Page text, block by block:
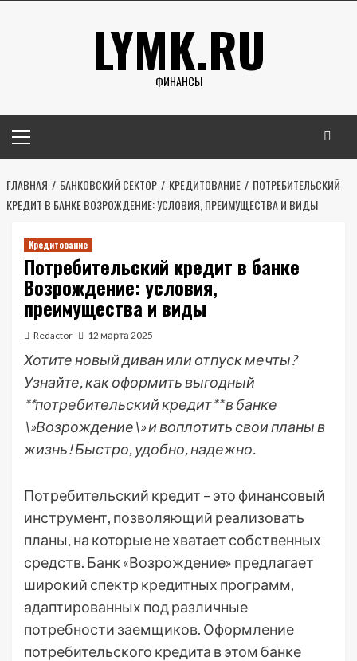
LYMK.RU
ФИНАНСЫ
меню
ГЛАВНАЯ БАНКОВСКИЙ СЕКТОР КРЕДИТОВАНИЕ
ПОТРЕБИТЕЛЬСКИЙ
КРЕДИТ В БАНКЕ ВОЗРОЖДЕНИЕ: УСЛОВИЯ, ПРЕИМУЩЕСТВА И ВИДЫ
Кредитование
Потребительский кредит в банке
Возрождение: условия,
преимущества и виды
Redactor 12 марта 2025
Хотите новый диван или отпуск мечты?
Узнайте, как оформить выгодный
**потребительский кредит** в банке
\»Возрождение\» и воплотить свои планы в
жизнь! Быстро, удобно, надежно.
Потребительский кредит – это финансовый
инструмент, позволяющий реализовать
планы, на которые не хватает собственных
средств. Банк «Возрождение» предлагает
широкий спектр кредитных программ,
адаптированных под различные
потребности заемщиков. Оформление
потребительского кредита в этом банке